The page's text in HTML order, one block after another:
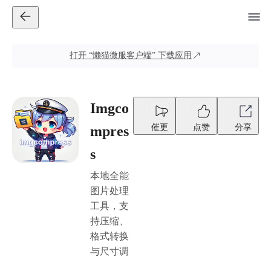
打开 “懒猫微服客户端” 下载应用
Imgco
mpres
s
本地全能
图片处理
工具，支
持压缩、
格式转换
与尺寸调
催更 点赞 分享